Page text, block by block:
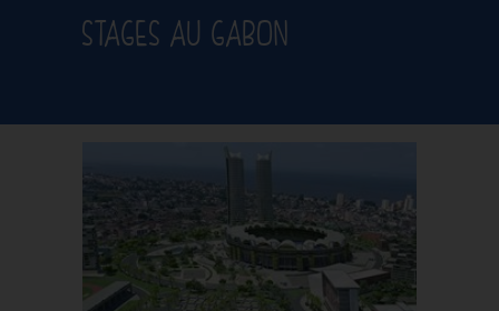
STAGES AU GABON